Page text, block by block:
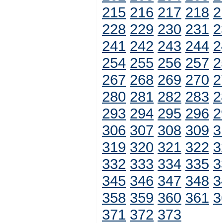
215 216 217 218
228 229 230 231
241 242 243 244
254 255 256 257
267 268 269 270
280 281 282 283
293 294 295 296
306 307 308 309
319 320 321 322
332 333 334 335
345 346 347 348
358 359 360 361
371 372 373